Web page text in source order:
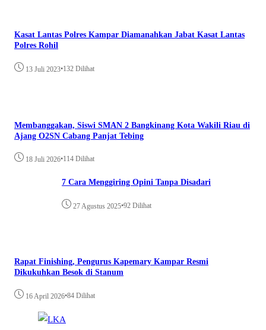
Kasat Lantas Polres Kampar Diamanahkan Jabat Kasat Lantas
Polres Rohil
13 Juli 2023•132 Dilihat
Membanggakan, Siswi SMAN 2 Bangkinang Kota Wakili Riau di
Ajang O2SN Cabang Panjat Tebing
18 Juli 2026•114 Dilihat
7 Cara Menggiring Opini Tanpa Disadari
27 Agustus 2025•92 Dilihat
Rapat Finishing, Pengurus Kapemary Kampar Resmi
Dikukuhkan Besok di Stanum
16 April 2026•84 Dilihat